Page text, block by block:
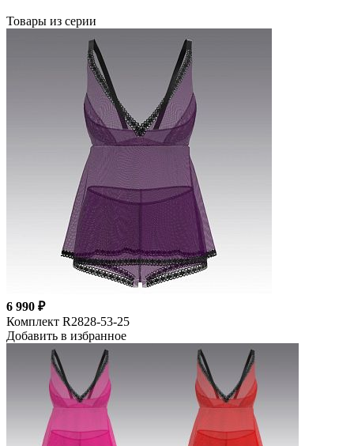
Товары из серии
6 990 ₽
Комплект R2828-53-25
Добавить в избранное